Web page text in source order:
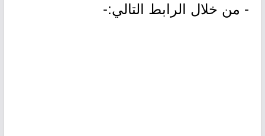
- من خلال الرابط التالي:-